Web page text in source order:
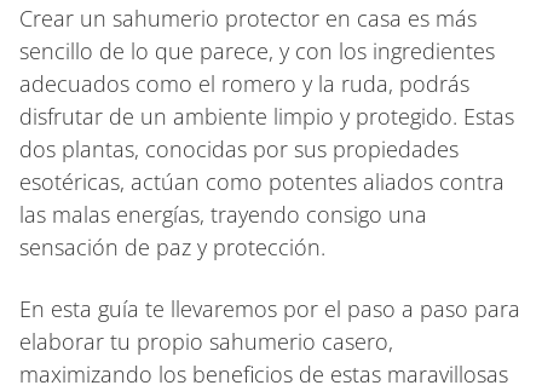
Crear un sahumerio protector en casa es más
sencillo de lo que parece, y con los ingredientes
adecuados como el romero y la ruda, podrás
disfrutar de un ambiente limpio y protegido. Estas
dos plantas, conocidas por sus propiedades
esotéricas, actúan como potentes aliados contra
las malas energías, trayendo consigo una
sensación de paz y protección.
En esta guía te llevaremos por el paso a paso para
elaborar tu propio sahumerio casero,
maximizando los beneficios de estas maravillosas